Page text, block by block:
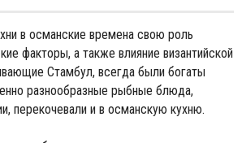
в османские времена свою роль
факторы, а также влияние византийской
Стамбул, всегда были богаты
разнообразные рыбные блюда,
перекочевали и в османскую кухню.